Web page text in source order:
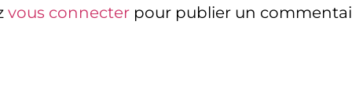
vous connecter pour publier un